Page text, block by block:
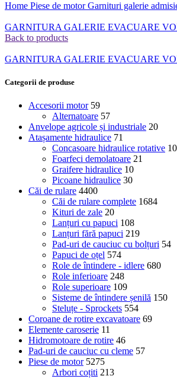
Home Piese de motorGarnituri galerie
GARNITURA GALERIE EVACUARE
Back to products
GARNITURA GALERIE EVACUARE
Categorii de produse
Accesorii motor 59
Alternatoare 57
Anvelope agricole și industriale 20
Atașamente hidraulice 71
Concasoare hidraulice rotative 10
Foarfeci demolatoare 21
Graifere hidraulice 10
Picoane hidraulice 30
Căi de rulare 4400
Căi de rulare complete 1684
Kituri de zale 20
Lanțuri cu papuci 108
Lanțuri fără papuci 219
Pad-uri de cauciuc cu bolțuri 54
Papuci de oțel 574
Role de întindere - idlere 680
Role inferioare 248
Role superioare 109
Sisteme de întindere șenilă 150
Steluțe - Sprockets 554
Coroane de rotire excavatoare 69
Elemente caroserie 11
Hidromotoare de rotire 46
Pad-uri de cauciuc cu cleme 57
Piese de motor 5275
Arbori coțiti 213